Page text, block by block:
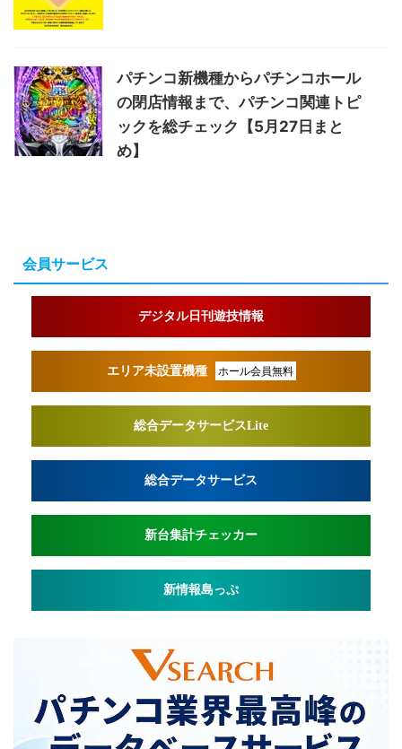
パチンコ新機種からパチンコホール
の閉店情報まで、パチンコ関連トピ
ックを総チェック【5月27日まと
め】
会員サービス
デジタル日刊遊技情報
エリア未設置機種 ホール会員無料
総合データサービスLite
総合データサービス
新台集計チェッカー
新情報島っぷ